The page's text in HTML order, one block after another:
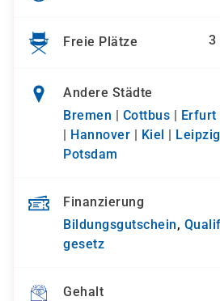
Freie Plätze 3
Andere Städte
Bremen | Cottbus | Erfurt
| Hannover | Kiel | Leipzig
Potsdam
Finanzierung
Bildungsgutschein,
gesetz
Gehalt